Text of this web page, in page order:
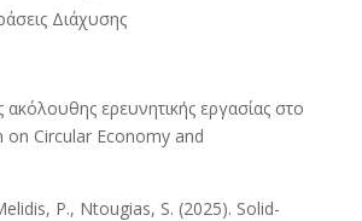
Διάχυσης
ερευνητικής εργασίας στο
on Circular Economy and
P., Ntougias, S. (2025). Solid-